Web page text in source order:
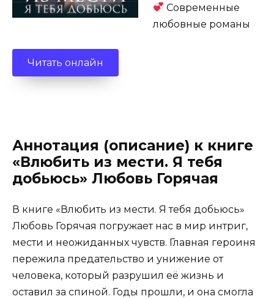
Современные
любовные романы
Читать онлайн
Аннотация (описание) к книге
«Влюбить из мести. Я тебя
добьюсь» Любовь Горячая
В книге «Влюбить из мести. Я тебя добьюсь»
Любовь Горячая погружает нас в мир интриг,
мести и неожиданных чувств. Главная героиня
пережила предательство и унижение от
человека, который разрушил её жизнь и
оставил за спиной. Годы прошли, и она смогла